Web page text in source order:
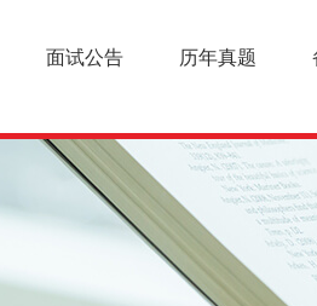
面试公告 历年真题